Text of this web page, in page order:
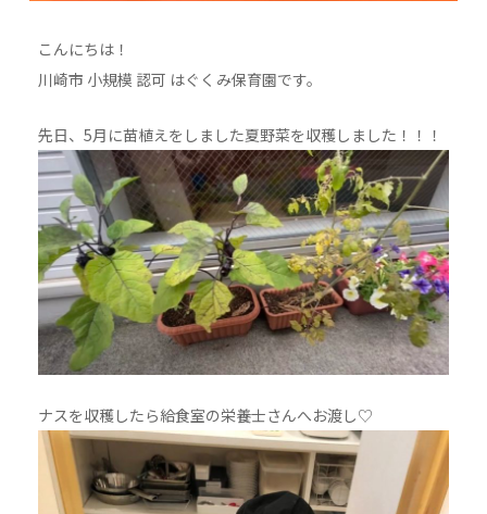
こんにちは！
川崎市 小規模 認可 はぐくみ保育園です。
先日、5月に苗植えをしました夏野菜を収穫しました！！！
ナスを収穫したら給食室の栄養士さんへお渡し♡